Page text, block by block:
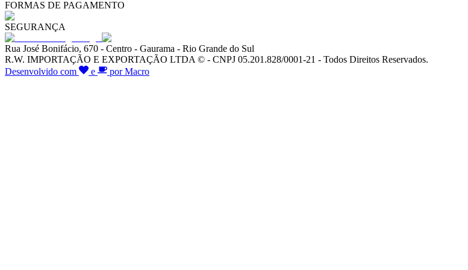
FORMAS DE PAGAMENTO
SEGURANÇA
Rua José Bonifácio, 670 - Centro - Gaurama - Rio Grande do Sul
R.W. IMPORTAÇÃO E EXPORTAÇÃO LTDA © - CNPJ 05.201.828/0001-21 - Todos Direitos Reservados.
Desenvolvido com
e por Macro